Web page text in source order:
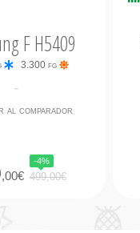
F H5409
3.300 fg
-
al comparador
,00€
-4%
499,00€